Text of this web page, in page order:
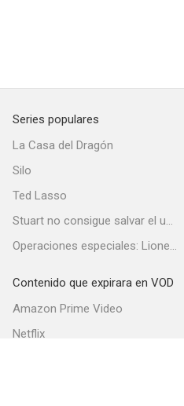
Series populares
La Casa del Dragón
Silo
Ted Lasso
Stuart no consigue salvar el universo
Operaciones especiales: Lioness
Contenido que expirara en VOD
Amazon Prime Video
Netflix